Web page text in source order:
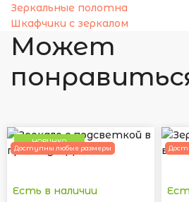
Зеркальные полотна
Шкафчики с зеркалом
Может
НОВИНКА
Доступны любые размеры
Есть в наличии